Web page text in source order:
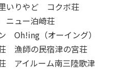
いりやど コクボ荘
ニュー泊崎荘
Oh!ing（オーイング）
漁師の民宿津の宮荘
アイルーム南三陸歌津